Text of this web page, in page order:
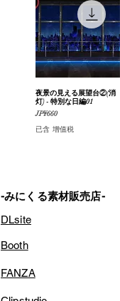
快速瀏覽
夜景の見える展望台②(消
灯) - 特別な日編01
價格
JP¥660
已含 增值税
-みにくる素材販売店-
DLsite
Booth
FANZA